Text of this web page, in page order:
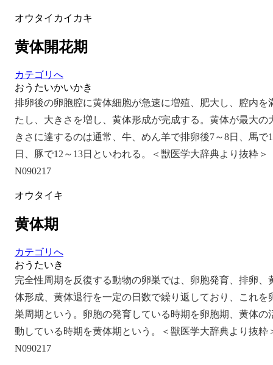
オウタイカイカキ
黄体開花期
カテゴリへ
おうたいかいかき
排卵後の卵胞腔に黄体細胞が急速に増殖、肥大し、腔内を
たし、大きさを増し、黄体形成が完成する。黄体が最大の
きさに達するのは通常、牛、めん羊で排卵後7～8日、馬で
日、豚で12～13日といわれる。＜獣医学大辞典より抜粋＞
N090217
オウタイキ
黄体期
カテゴリへ
おうたいき
完全性周期を反復する動物の卵巣では、卵胞発育、排卵、
体形成、黄体退行を一定の日数で繰り返しており、これを
巣周期という。卵胞の発育している時期を卵胞期、黄体の
動している時期を黄体期という。＜獣医学大辞典より抜粋
N090217